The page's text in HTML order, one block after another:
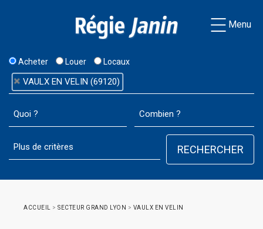
Menu
Acheter Louer Locaux
VAULX EN VELIN (69120)
ACCUEIL > SECTEUR GRAND LYON > VAULX EN VELIN